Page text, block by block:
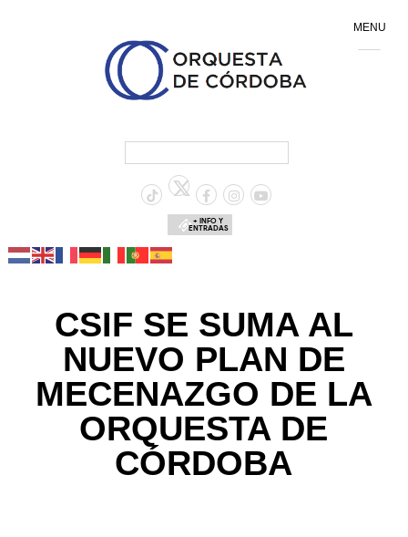
+ INFO Y
ENTRADAS
CSIF SE SUMA AL
NUEVO PLAN DE
MECENAZGO DE LA
ORQUESTA DE
CÓRDOBA
MENU